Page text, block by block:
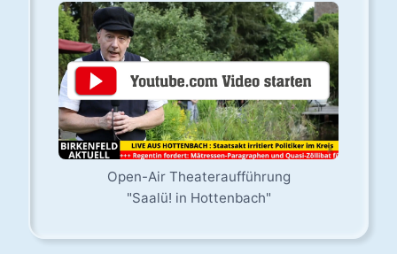
Open-Air Theateraufführung
"Saalü! in Hottenbach"